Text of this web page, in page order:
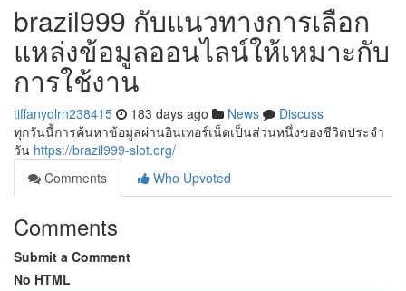
brazil999 กับแนวทางการเลือก
แหล่งข้อมูลออนไลน์ให้เหมาะกับ
การใช้งาน
tiffanyqlrn238415 183 days ago News
Discuss
ทุกวันนี้การค้นหาข้อมูลผ่านอินเทอร์เน็ตเป็นส่วนหนึ่งของชีวิตประจำ
วัน https://brazil999-slot.org/
Comments
Who Upvoted
Comments
Submit a Comment
No HTML